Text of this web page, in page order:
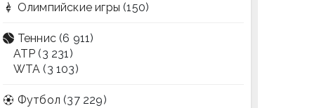
Олимпийские игры (150)
Теннис (6 911)
ATP (3 231)
WTA (3 103)
Футбол (37 229)